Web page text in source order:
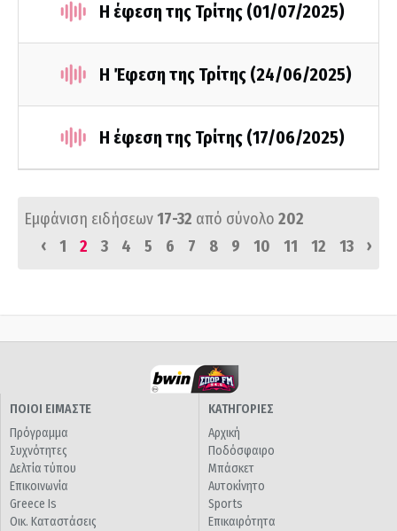
Η έφεση της Τρίτης (01/07/2025)
Η Έφεση της Τρίτης (24/06/2025)
Η έφεση της Τρίτης (17/06/2025)
Εμφάνιση ειδήσεων17-32 από σύνολο 202
‹
1 2 3 4 5 6 7 8 9 10 11 12 13 ›
ΠΟΙΟΙ ΕΙΜΑΣΤΕ
Πρόγραμμα
Συχνότητες
Δελτία τύπου
Επικοινωνία
Greece Is
Οικ. Καταστάσεις
ΚΑΤΗΓΟΡΙΕΣ
Αρχική
Ποδόσφαιρο
Μπάσκετ
Αυτοκίνητο
Sports
Επικαιρότητα